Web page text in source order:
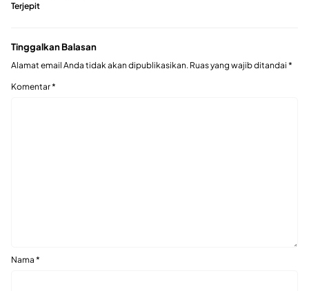
Terjepit
Tinggalkan Balasan
Alamat email Anda tidak akan dipublikasikan. Ruas yang wajib ditandai *
Komentar*
Nama *